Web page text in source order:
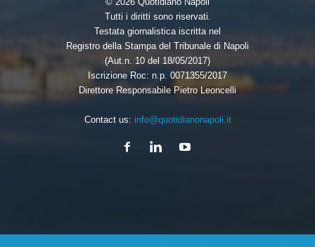
Tutti i diritti sono riservati.
Testata giornalistica iscritta nel
Registro della Stampa del Tribunale di Napoli
(Aut.n. 10 del 18/05/2017)
Iscrizione Roc: n.p. 0071355/2017
Direttore Responsabile Pietro Leoncelli
Contact us: info@quotidianonapoli.it